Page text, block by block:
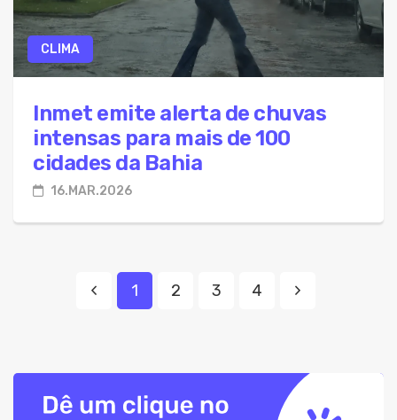
CLIMA
Inmet emite alerta de chuvas
intensas para mais de 100
cidades da Bahia
16.MAR.2026
1 2 3 4